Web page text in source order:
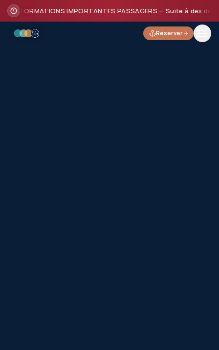
INFORMATIONS IMPORTANTES PASSAGERS — Suite à des
Réserver